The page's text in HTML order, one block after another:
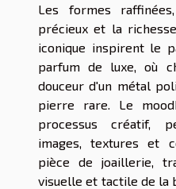
Les formes
précieux et la
iconique inspirent le
parfum de luxe, où
douceur d'un métal
pierre rare. Le
processus créatif,
images, textures et
pièce de joaillerie,
visuelle et tactile de la